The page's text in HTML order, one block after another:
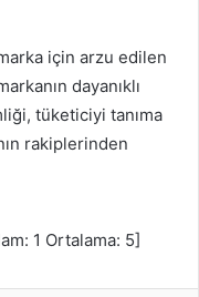
için arzu edilen
dayanıklı
tüketiciyi tanıma
rakiplerinden
1 Ortalama: 5]